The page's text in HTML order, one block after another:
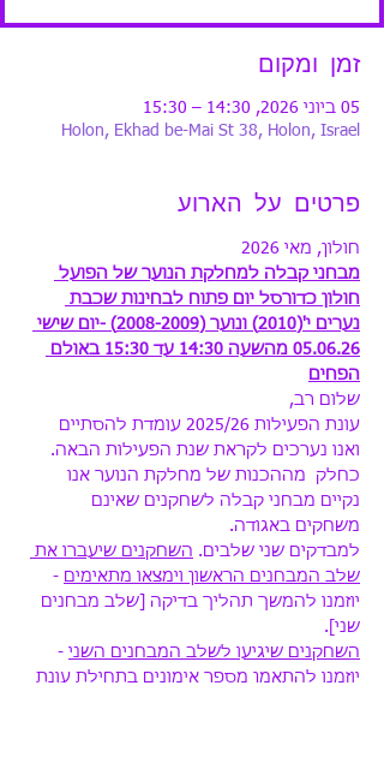
זמן ומקום
05 ביוני 2026, 14:30 – 15:30
Holon, Ekhad be-Mai St 38, Holon, Israel
פרטים על הארוע
חולון, מאי 2026
מבחני קבלה למחלקת הנוער של הפועל
חולון כדורסל יום פתוח לבחינות שכבת
נערים י'(2010) ונוער (2008-2009) -יום שישי
05.06.26 מהשעה 14:30 עד 15:30 באולם
הפחים
שלום רב,
עונת הפעילות 2025/26 עומדת להסתיים
ואנו נערכים לקראת שנת הפעילות הבאה.
כחלק  מההכנות של מחלקת הנוער אנו
נקיים מבחני קבלה לשחקנים שאינם
משחקים באגודה.
למבדקים שני שלבים. השחקנים שיעברו את
שלב המבחנים הראשון וימצאו מתאימים -
יוזמנו להמשך תהליך בדיקה [שלב מבחנים
שני].
השחקנים שיגיעו לשלב המבחנים השני -
יוזמנו להתאמן מספר אימונים בתחילת עונת